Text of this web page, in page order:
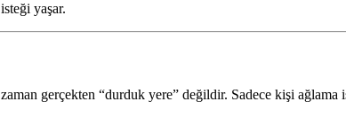
yaşar.
gerçekten “durduk yere” değildir. Sadece kişi